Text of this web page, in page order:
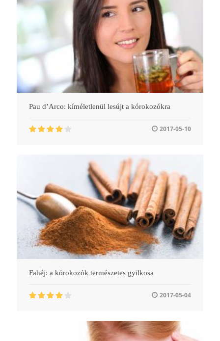
Pau d’Arco: kíméletlenül lesújt a kórokozókra
2017-05-10
Fahéj: a kórokozók természetes gyilkosa
2017-05-04